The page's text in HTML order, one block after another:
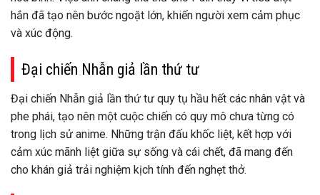
hắn đã tạo nên bước ngoặt lớn, khiến người xem cảm phục
và xúc động.
Đại chiến Nhẫn giả lần thứ tư
Đại chiến Nhẫn giả lần thứ tư quy tụ hầu hết các nhân vật và
phe phái, tạo nên một cuộc chiến có quy mô chưa từng có
trong lịch sử anime. Những trận đấu khốc liệt, kết hợp với
cảm xúc mãnh liệt giữa sự sống và cái chết, đã mang đến
cho khán giả trải nghiệm kịch tính đến nghẹt thở.